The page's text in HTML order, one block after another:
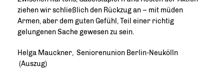
ziehen wir schließlich den Rückzug an – mit müden
Armen, aber dem guten Gefühl, Teil einer richtig
gelungenen Sache gewesen zu sein.
Helga Mauckner, Seniorenunion Berlin-Neukölln
(Auszug)